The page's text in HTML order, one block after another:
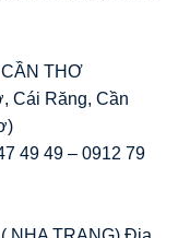
THƠ
Cái Răng, Cần
49 49 – 0912 79